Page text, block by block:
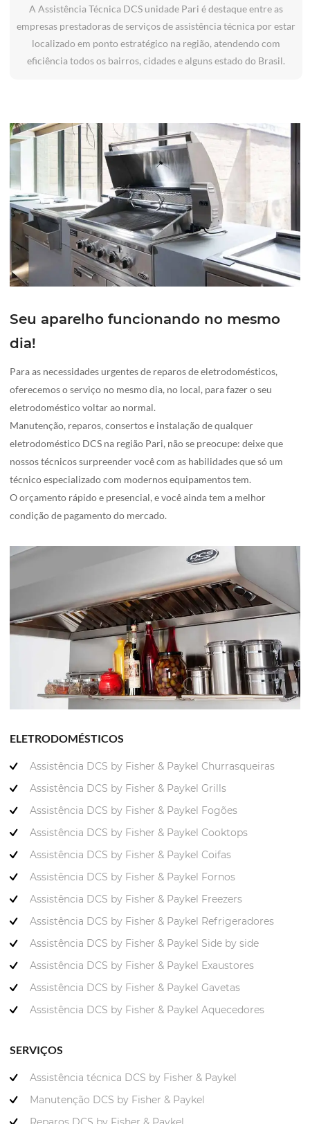
A Assistência Técnica DCS unidade Pari é destaque entre as
empresas prestadoras de serviços de assistência técnica por estar
localizado em ponto estratégico na região, atendendo com
eficiência todos os bairros, cidades e alguns estado do Brasil.
Seu aparelho funcionando no mesmo
dia!
Para as necessidades urgentes de reparos de eletrodomésticos,
oferecemos o serviço no mesmo dia, no local, para fazer o seu
eletrodoméstico voltar ao normal.
Manutenção, reparos, consertos e instalação de qualquer
eletrodoméstico DCS na região Pari, não se preocupe: deixe que
nossos técnicos surpreender você com as habilidades que só um
técnico especializado com modernos equipamentos tem.
O orçamento rápido e presencial, e você ainda tem a melhor
condição de pagamento do mercado.
ELETRODOMÉSTICOS
Assistência DCS by Fisher & Paykel Churrasqueiras
Assistência DCS by Fisher & Paykel Grills
Assistência DCS by Fisher & Paykel Fogões
Assistência DCS by Fisher & Paykel Cooktops
Assistência DCS by Fisher & Paykel Coifas
Assistência DCS by Fisher & Paykel Fornos
Assistência DCS by Fisher & Paykel Freezers
Assistência DCS by Fisher & Paykel Refrigeradores
Assistência DCS by Fisher & Paykel Side by side
Assistência DCS by Fisher & Paykel Exaustores
Assistência DCS by Fisher & Paykel Gavetas
Assistência DCS by Fisher & Paykel Aquecedores
SERVIÇOS
Assistência técnica DCS by Fisher & Paykel
Manutenção DCS by Fisher & Paykel